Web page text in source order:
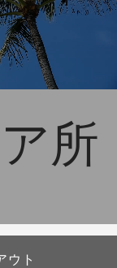
所
ウト